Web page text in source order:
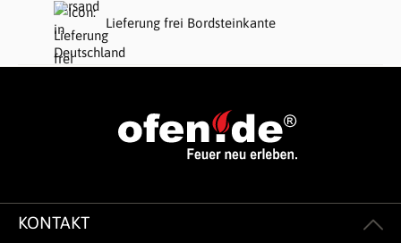
Lieferung frei Bordsteinkante
KONTAKT